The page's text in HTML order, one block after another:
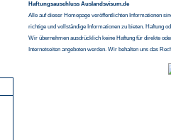
Haftungsauschluss Auslandsvisum.de
Alle auf dieser Homepage veröffentlichten Informationen
richtige und vollständige Informationen zu bieten. Haftung
Wir übernehmen ausdrücklich keine Haftung für direkte
Internetseiten angeboten werden. Wir behalten uns das